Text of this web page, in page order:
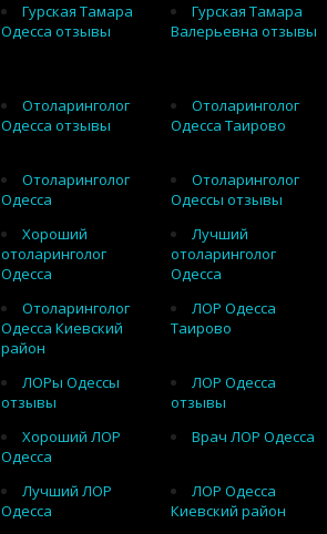
Гурская Тамара
Одесса отзывы
Гурская Тамара
Валерьевна отзывы
Отоларинголог
Одесса отзывы
Отоларинголог
Одесса Таирово
Отоларинголог
Одесса
Отоларинголог
Одессы отзывы
Хороший
отоларинголог
Одесса
Лучший
отоларинголог
Одесса
Отоларинголог
Одесса Киевский
район
ЛОР Одесса
Таирово
ЛОРы Одессы
отзывы
ЛОР Одесса
отзывы
Хороший ЛОР
Одесса
Врач ЛОР Одесса
Лучший ЛОР
Одесса
ЛОР Одесса
Киевский район